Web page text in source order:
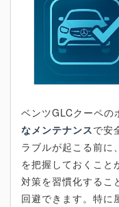
ベンツGLCクーペの
なメンテナンスで安
ラブルが起こる前に、
を把握しておくこと
対策を習慣化するこ
回避できます。特に